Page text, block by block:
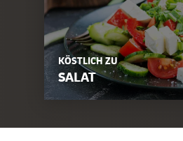
KÖSTLICH ZU
SALAT